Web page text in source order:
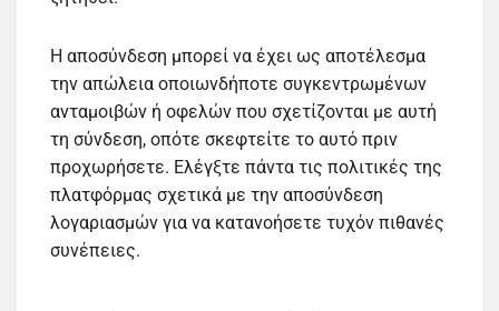
Η αποσύνδεση μπορεί να έχει ως αποτέλεσμα
την απώλεια οποιωνδήποτε συγκεντρωμένων
ανταμοιβών ή οφελών που σχετίζονται με αυτή
τη σύνδεση, οπότε σκεφτείτε το αυτό πριν
προχωρήσετε. Ελέγξτε πάντα τις πολιτικές της
πλατφόρμας σχετικά με την αποσύνδεση
λογαριασμών για να κατανοήσετε τυχόν πιθανές
συνέπειες.